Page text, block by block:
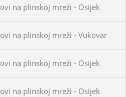
na plinskoj mreži - Osijek
na plinskoj mreži - Vukovar
na plinskoj mreži - Osijek
na plinskoj mreži - Osijek